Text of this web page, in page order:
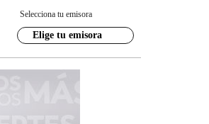
Selecciona tu emisora
Elige tu emisora